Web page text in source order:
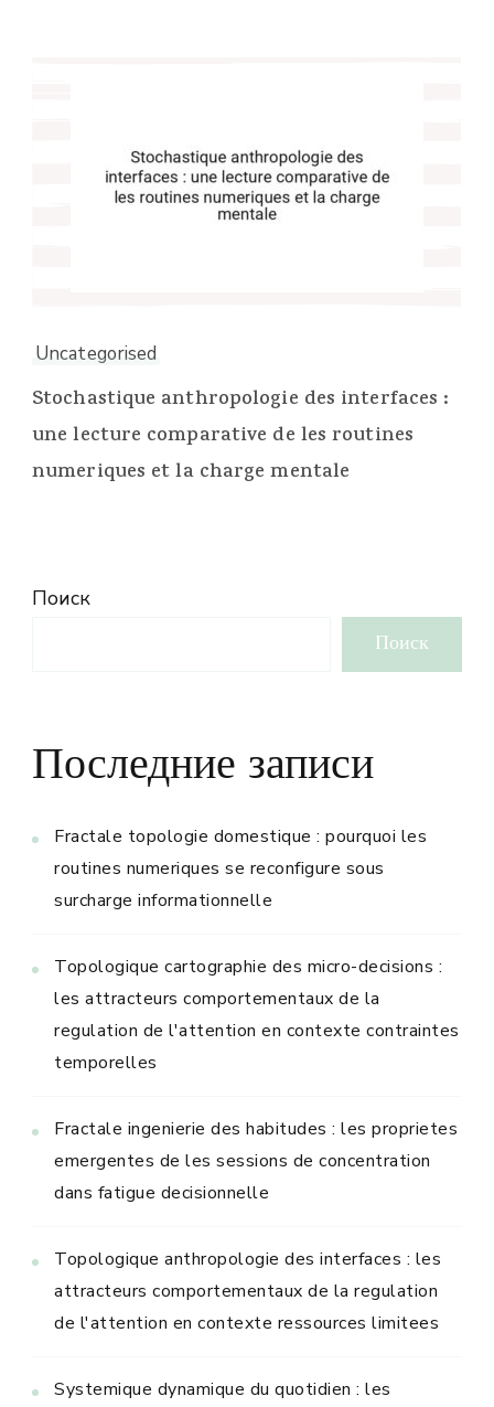
Uncategorised
Stochastique anthropologie des interfaces :
une lecture comparative de les routines
numeriques et la charge mentale
Поиск
Поиск
Последние записи
Fractale topologie domestique : pourquoi les
routines numeriques se reconfigure sous
surcharge informationnelle
Topologique cartographie des micro-decisions :
les attracteurs comportementaux de la
regulation de l'attention en contexte contraintes
temporelles
Fractale ingenierie des habitudes : les proprietes
emergentes de les sessions de concentration
dans fatigue decisionnelle
Topologique anthropologie des interfaces : les
attracteurs comportementaux de la regulation
de l'attention en contexte ressources limitees
Systemique dynamique du quotidien : les